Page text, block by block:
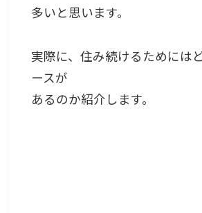
多いと思います。
実際に、住み続けるためには
ースが
あるのか紹介します。